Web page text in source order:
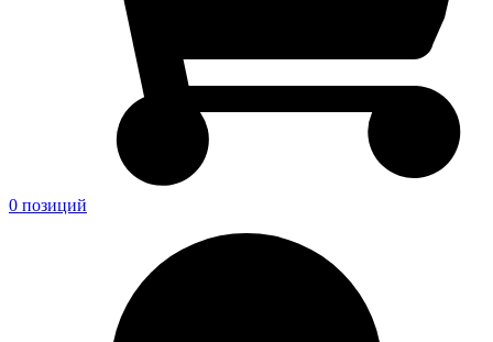
0 позиций